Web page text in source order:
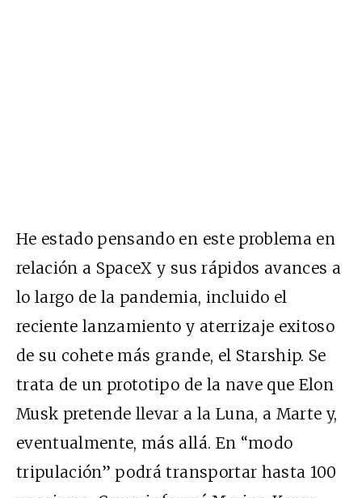
He estado pensando en este problema en
relación a SpaceX y sus rápidos avances a
lo largo de la pandemia, incluido el
reciente lanzamiento y aterrizaje exitoso
de su cohete más grande, el Starship. Se
trata de un prototipo de la nave que Elon
Musk pretende llevar a la Luna, a Marte y,
eventualmente, más allá. En “modo
tripulación” podrá transportar hasta 100